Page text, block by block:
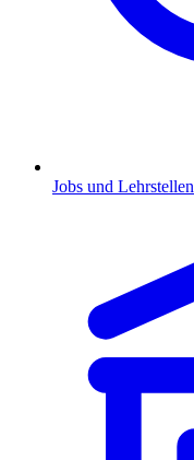
Jobs und Lehrstellen